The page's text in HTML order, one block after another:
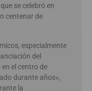
se celebró en
centenar de
especialmente
del
el centro de
durante años»,
la